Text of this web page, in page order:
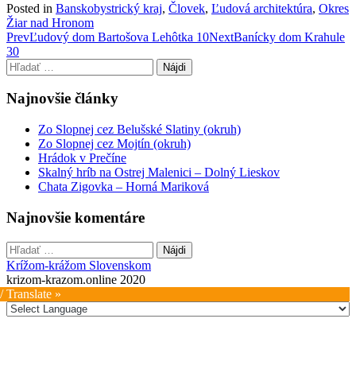
Posted in Banskobystrický kraj, Človek, Ľudová architektúra, Okres
Žiar nad Hronom
Post
navigation
PrevĽudový dom Bartošova Lehôtka 10NextBanícky dom Krahule
30
Hľadať:
Najnovšie články
Zo Slopnej cez Belušské Slatiny (okruh)
Zo Slopnej cez Mojtín (okruh)
Hrádok v Prečíne
Skalný hríb na Ostrej Malenici – Dolný Lieskov
Chata Zigovka – Horná Mariková
Najnovšie komentáre
Hľadať:
Krížom-krážom Slovenskom
krizom-krazom.online 2020
Translate »